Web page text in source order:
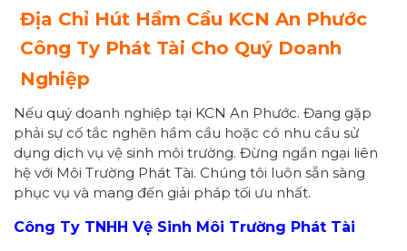
Địa Chỉ Hút Hầm Cầu KCN An Phước
Công Ty Phát Tài Cho Quý Doanh
Nghiệp
Nếu quý doanh nghiệp tại KCN An Phước. Đang gặp
phải sự cố tắc nghẽn hầm cầu hoặc có nhu cầu sử
dụng dịch vụ vệ sinh môi trường. Đừng ngần ngại liên
hệ với Môi Trường Phát Tài. Chúng tôi luôn sẵn sàng
phục vụ và mang đến giải pháp tối ưu nhất.
Công Ty TNHH Vệ Sinh Môi Trường Phát Tài